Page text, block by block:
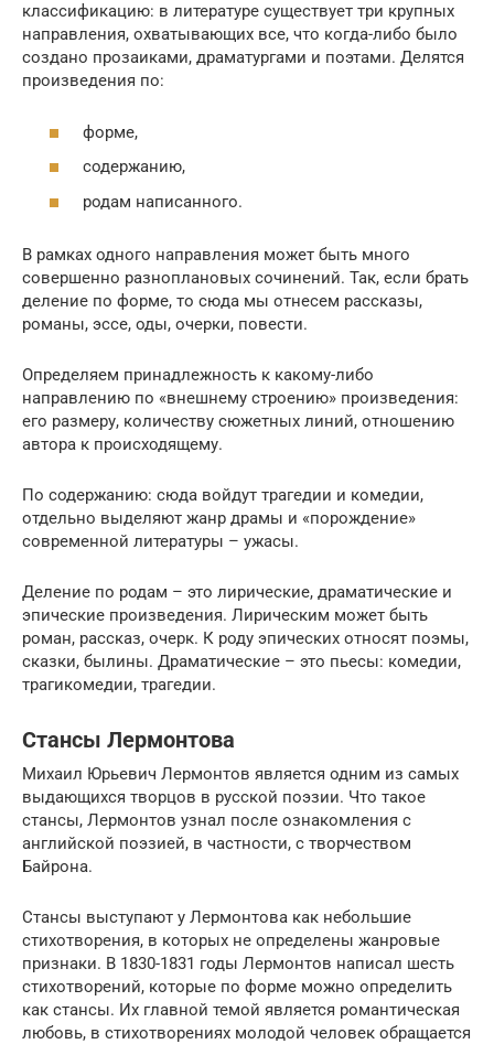
классификацию: в литературе существует три крупных
направления, охватывающих все, что когда-либо было
создано прозаиками, драматургами и поэтами. Делятся
произведения по:
форме,
содержанию,
родам написанного.
В рамках одного направления может быть много
совершенно разноплановых сочинений. Так, если брать
деление по форме, то сюда мы отнесем рассказы,
романы, эссе, оды, очерки, повести.
Определяем принадлежность к какому-либо
направлению по «внешнему строению» произведения:
его размеру, количеству сюжетных линий, отношению
автора к происходящему.
По содержанию: сюда войдут трагедии и комедии,
отдельно выделяют жанр драмы и «порождение»
современной литературы – ужасы.
Деление по родам – это лирические, драматические и
эпические произведения. Лирическим может быть
роман, рассказ, очерк. К роду эпических относят поэмы,
сказки, былины. Драматические – это пьесы: комедии,
трагикомедии, трагедии.
Стансы Лермонтова
Михаил Юрьевич Лермонтов является одним из самых
выдающихся творцов в русской поэзии. Что такое
стансы, Лермонтов узнал после ознакомления с
английской поэзией, в частности, с творчеством
Байрона.
Стансы выступают у Лермонтова как небольшие
стихотворения, в которых не определены жанровые
признаки. В 1830-1831 годы Лермонтов написал шесть
стихотворений, которые по форме можно определить
как стансы. Их главной темой является романтическая
любовь, в стихотворениях молодой человек обращается